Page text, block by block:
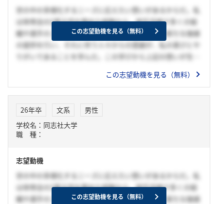
世の中の多様化するニーズに応えたい想いがあるからだ。私
は体育会の2軍主将を務めた経験から、相手目線で多くの組
織や選手のニーズを汲み取りそのニーズに応え、新たな価値
の提供を行い、それに伴う人々からの感謝が、私の喜びとや
りがいであることを学んだ。この学びから上記の想いが生ま
るニーズを、事業の幅を活かしてオールイワタニで捉えられ
想いが叶えられると思い志望している。
この志望動機を見る（無料）
この志望動機を見る（無料）
26年卒 文系
男性
学校名：同志社大学
職 種：
志望動機
世の中の多様化するニーズに応えたい想いがあるからだ。私
は体育会の2軍主将を務めた経験から、相手目線で多くの組
織や選手のニーズを汲み取りそのニーズに応え、新たな価値
この志望動機を見る（無料）